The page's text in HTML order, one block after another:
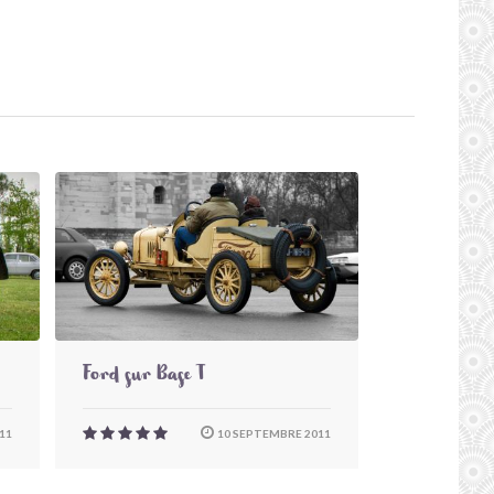
Ford sur Base T
10 SEPTEMBRE 2011